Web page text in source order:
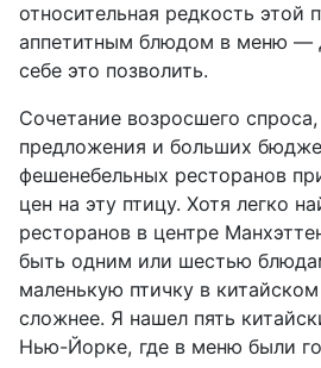
относительная редкость этой
аппетитным блюдом в меню —
себе это позволить.
Сочетание возросшего
предложения и больших
фешенебельных ресторанов
цен на эту птицу. Хотя легко
ресторанов в центре
быть одним или шестью
маленькую птичку в
сложнее. Я нашел пять
Нью-Йорке, где в меню были